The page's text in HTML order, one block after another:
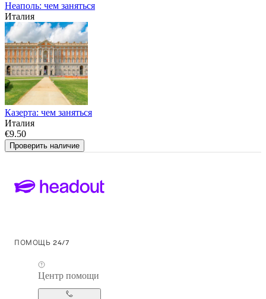
Неаполь: чем заняться
Италия
Казерта: чем заняться
Италия
€9.50
Проверить наличие
ПОМОЩЬ 24/7
Центр помощи